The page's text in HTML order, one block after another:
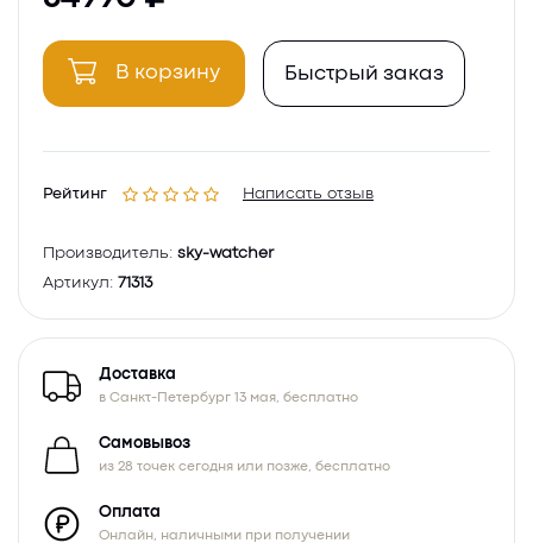
Рейтинг Написать отзыв
Производитель: sky-watcher
Артикул: 71313
В корзину Быстрый заказ
Доставка
в Санкт-Петербург 13 мая, бесплатно
Самовывоз
из 28 точек сегодня или позже, бесплатно
Оплата
Онлайн, наличными при получении